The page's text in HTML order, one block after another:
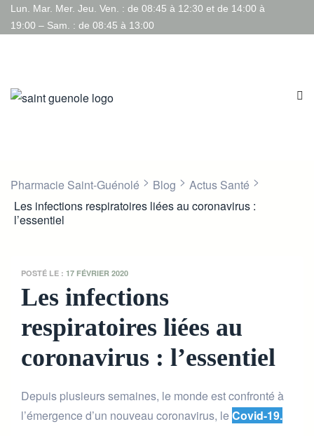
Lun. Mar. Mer. Jeu. Ven. : de 08:45 à 12:30 et de 14:00 à
19:00 – Sam. : de 08:45 à 13:00
Pharmacie Saint-Guénolé > Blog > Actus Santé >
Les infections respiratoires liées au coronavirus :
l’essentiel
POSTÉ LE : 17 FÉVRIER 2020
Les infections
respiratoires liées au
coronavirus : l’essentiel
Depuis plusieurs semaines, le monde est confronté à
l’émergence d’un nouveau coronavirus, le Covid-19.